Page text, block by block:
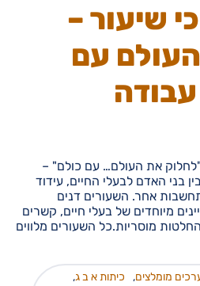
שיעור –
עם
את העולם… עם כולם" –
בני האדם לבעלי החיים, עידוד
אחר. השעורים דנים
מיוחדים של בעלי חיים, קשרים
מוסריות.כל השעורים מלווים
מומלצים, כיתות א ב ג,